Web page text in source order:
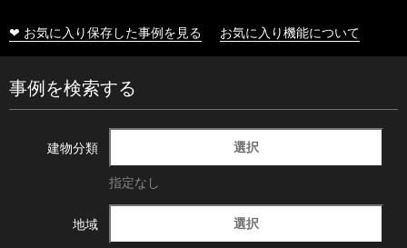
❤ お気に入り保存した事例を見る お気に入り機能について
事例を検索する
建物分類 選択
指定なし
地域 選択